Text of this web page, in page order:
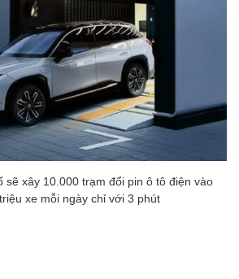
sẽ xây 10.000 trạm đổi pin ô tô điện vào
xe mỗi ngày chỉ với 3 phút